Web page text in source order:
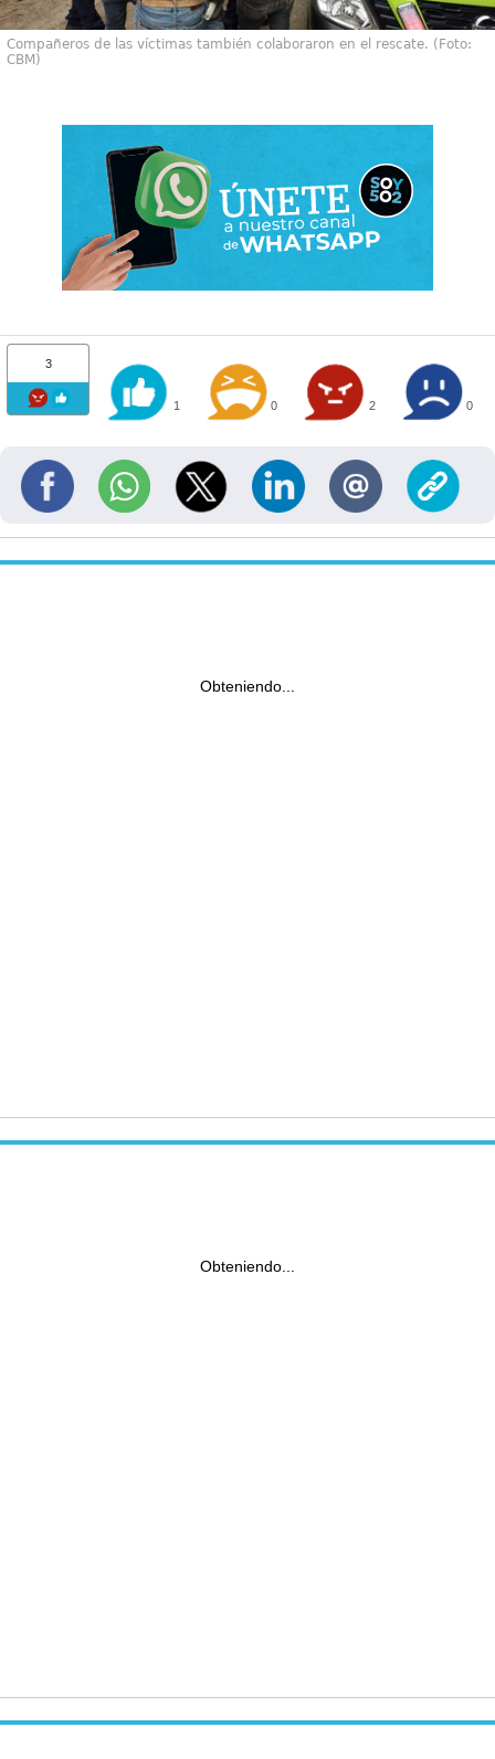
Compañeros de las víctimas también colaboraron en el rescate. (Foto:
CBM)
3
1 0 2 0
Obteniendo...
Obteniendo...